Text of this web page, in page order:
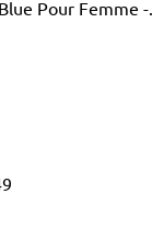
Pour Femme -...